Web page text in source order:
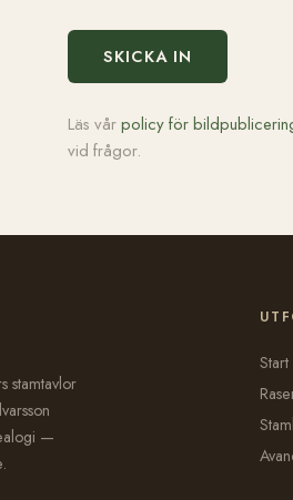
SKICKA IN
Läs vårpolicy för
vid frågor.
stamtavlor
—
Start